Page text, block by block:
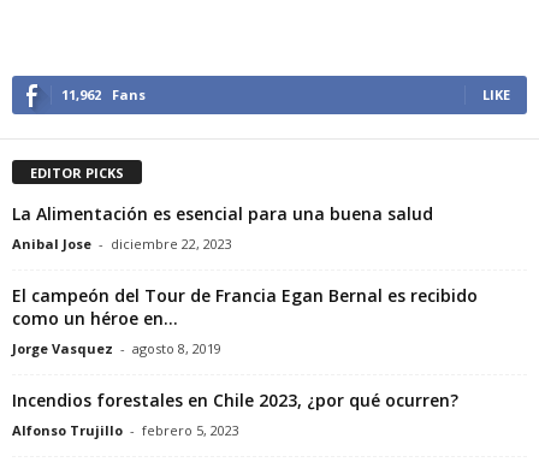
11,962 Fans LIKE
EDITOR PICKS
La Alimentación es esencial para una buena salud
Anibal Jose - diciembre 22, 2023
El campeón del Tour de Francia Egan Bernal es recibido
como un héroe en...
Jorge Vasquez - agosto 8, 2019
Incendios forestales en Chile 2023, ¿por qué ocurren?
Alfonso Trujillo - febrero 5, 2023